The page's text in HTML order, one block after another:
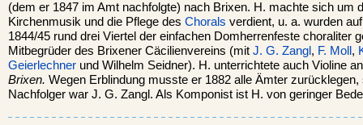
(dem er 1847 im Amt nachfolgte) nach Brixen. H. machte sich um
Kirchenmusik und die Pflege des Chorals verdient, u. a. wurden
1844/45 rund drei Viertel der einfachen Domherrenfeste choraliter
Mitbegrüder des Brixener Cäcilienvereins (mit J. G. Zangl , F. Moll ,
Geierlechner und Wilhelm Seidner). H. unterrichtete auch Violine
Brixen. Wegen Erblindung musste er 1882 alle Ämter
Nachfolger war J. G. Zangl. Als Komponist ist H. von geringer